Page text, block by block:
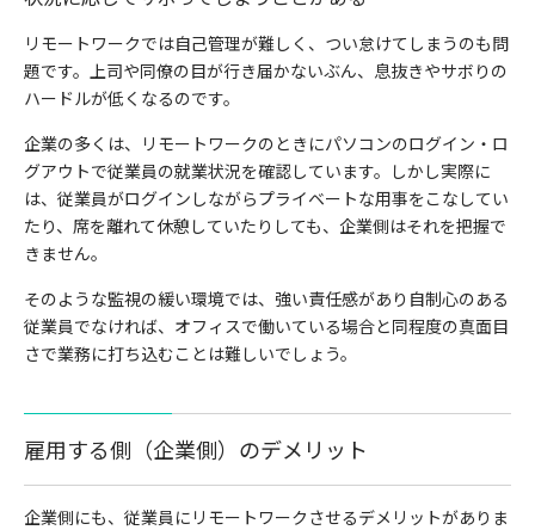
リモートワークでは自己管理が難しく、つい怠けてしまうのも問
題です。上司や同僚の目が行き届かないぶん、息抜きやサボりの
ハードルが低くなるのです。
企業の多くは、リモートワークのときにパソコンのログイン・ロ
グアウトで従業員の就業状況を確認しています。しかし実際に
は、従業員がログインしながらプライベートな用事をこなしてい
たり、席を離れて休憩していたりしても、企業側はそれを把握で
きません。
そのような監視の緩い環境では、強い責任感があり自制心のある
従業員でなければ、オフィスで働いている場合と同程度の真面目
さで業務に打ち込むことは難しいでしょう。
雇用する側（企業側）のデメリット
企業側にも、従業員にリモートワークさせるデメリットがありま